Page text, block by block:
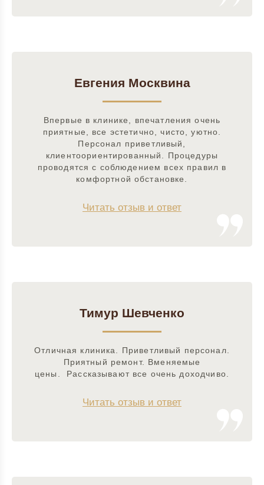
Евгения Москвина
Впервые в клинике, впечатления очень
приятные, все эстетично, чисто, уютно.
Персонал приветливый,
клиентоориентированный. Процедуры
проводятся с соблюдением всех правил в
комфортной обстановке.
Читать отзыв и ответ
Тимур Шевченко
Отличная клиника. Приветливый персонал.
Приятный ремонт. Вменяемые
цены. Рассказывают все очень доходчиво.
Читать отзыв и ответ